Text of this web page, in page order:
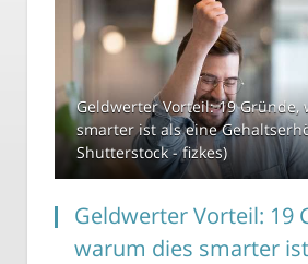
Geldwerter Vorteil: 19 Gründe,
smarter ist als eine
Shutterstock - fizkes)
Geldwerter Vorteil: 19
warum dies smarter